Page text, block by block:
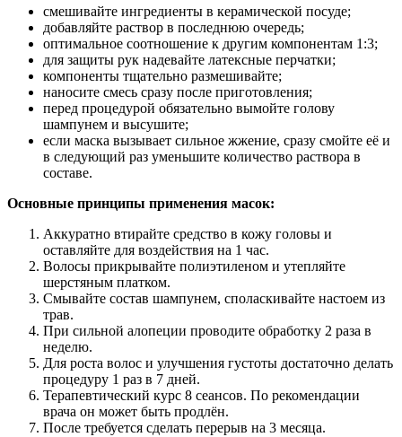
смешивайте ингредиенты в керамической посуде;
добавляйте раствор в последнюю очередь;
оптимальное соотношение к другим компонентам 1:3;
для защиты рук надевайте латексные перчатки;
компоненты тщательно размешивайте;
наносите смесь сразу после приготовления;
перед процедурой обязательно вымойте голову
шампунем и высушите;
если маска вызывает сильное жжение, сразу смойте её и
в следующий раз уменьшите количество раствора в
составе.
Основные принципы применения масок:
Аккуратно втирайте средство в кожу головы и
оставляйте для воздействия на 1 час.
Волосы прикрывайте полиэтиленом и утепляйте
шерстяным платком.
Смывайте состав шампунем, споласкивайте настоем из
трав.
При сильной алопеции проводите обработку 2 раза в
неделю.
Для роста волос и улучшения густоты достаточно делать
процедуру 1 раз в 7 дней.
Терапевтический курс 8 сеансов. По рекомендации
врача он может быть продлён.
После требуется сделать перерыв на 3 месяца.